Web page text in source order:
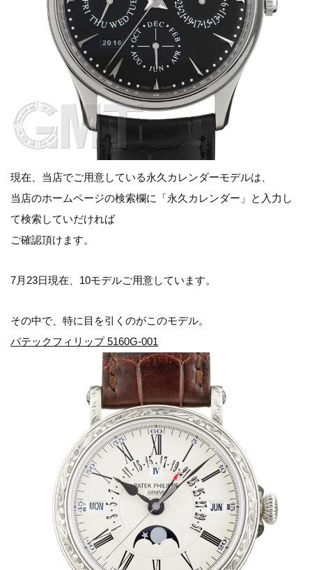
現在、当店でご用意している永久カレンダーモデルは、
当店のホームページの検索欄に「永久カレンダー」と入力し
て検索していだければ
ご確認頂けます。
7月23日現在、10モデルご用意しています。
その中で、特に目を引くのがこのモデル。
パテックフィリップ 5160G-001